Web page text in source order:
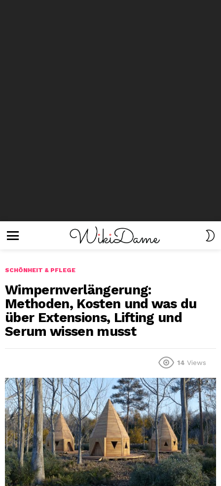
SCHÖNHEIT & PFLEGE
Wimpernverlängerung:
Methoden, Kosten und was du
über Extensions, Lifting und
Serum wissen musst
14 Views